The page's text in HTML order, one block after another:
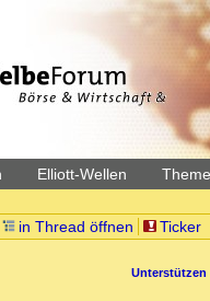
Elliott-Wellen
in Thread öffnen Ticker
Unterstützen